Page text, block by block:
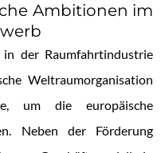
Ambitionen im
der Raumfahrtindustrie
Weltraumorganisation
um die europäische
Neben der Förderung